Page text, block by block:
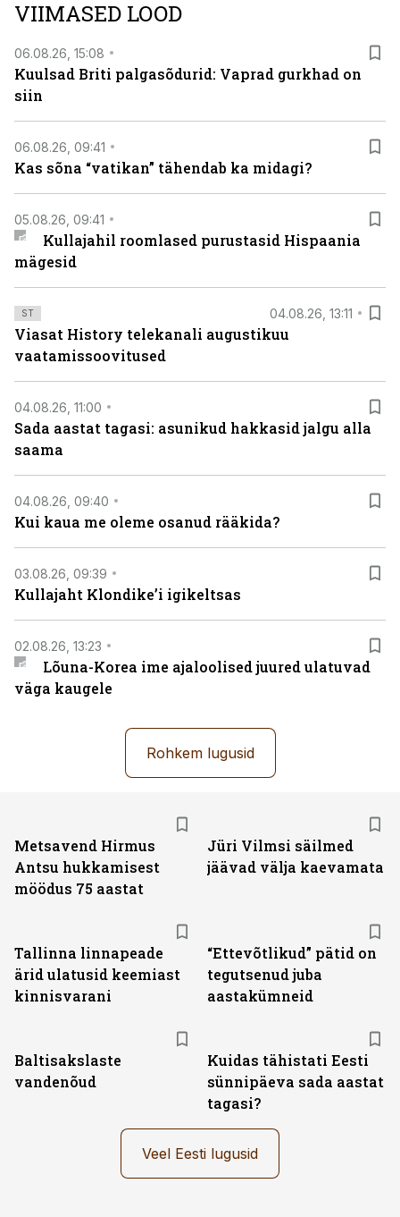
viasathistory.eu/ee
VIIMASED LOOD
06.08.26, 15:08
Kuulsad Briti palgasõdurid: Vaprad gurkhad on
siin
06.08.26, 09:41
Kas sõna “vatikan” tähendab ka midagi?
05.08.26, 09:41
Kullajahil roomlased purustasid Hispaania
mägesid
ST 04.08.26, 13:11
Viasat History telekanali augustikuu
vaatamissoovitused
04.08.26, 11:00
Sada aastat tagasi: asunikud hakkasid jalgu alla
saama
04.08.26, 09:40
Kui kaua me oleme osanud rääkida?
03.08.26, 09:39
Kullajaht Klondike’i igikeltsas
02.08.26, 13:23
Lõuna-Korea ime ajaloolised juured ulatuvad
väga kaugele
Rohkem lugusid
Metsavend Hirmus
Antsu hukkamisest
möödus 75 aastat
Jüri Vilmsi säilmed
jäävad välja kaevamata
Tallinna linnapeade
ärid ulatusid keemiast
kinnisvarani
“Ettevõtlikud” pätid on
tegutsenud juba
aastakümneid
Baltisakslaste
vandenõud
Kuidas tähistati Eesti
sünnipäeva sada aastat
tagasi?
Veel Eesti lugusid